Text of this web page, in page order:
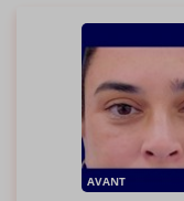
AVANT